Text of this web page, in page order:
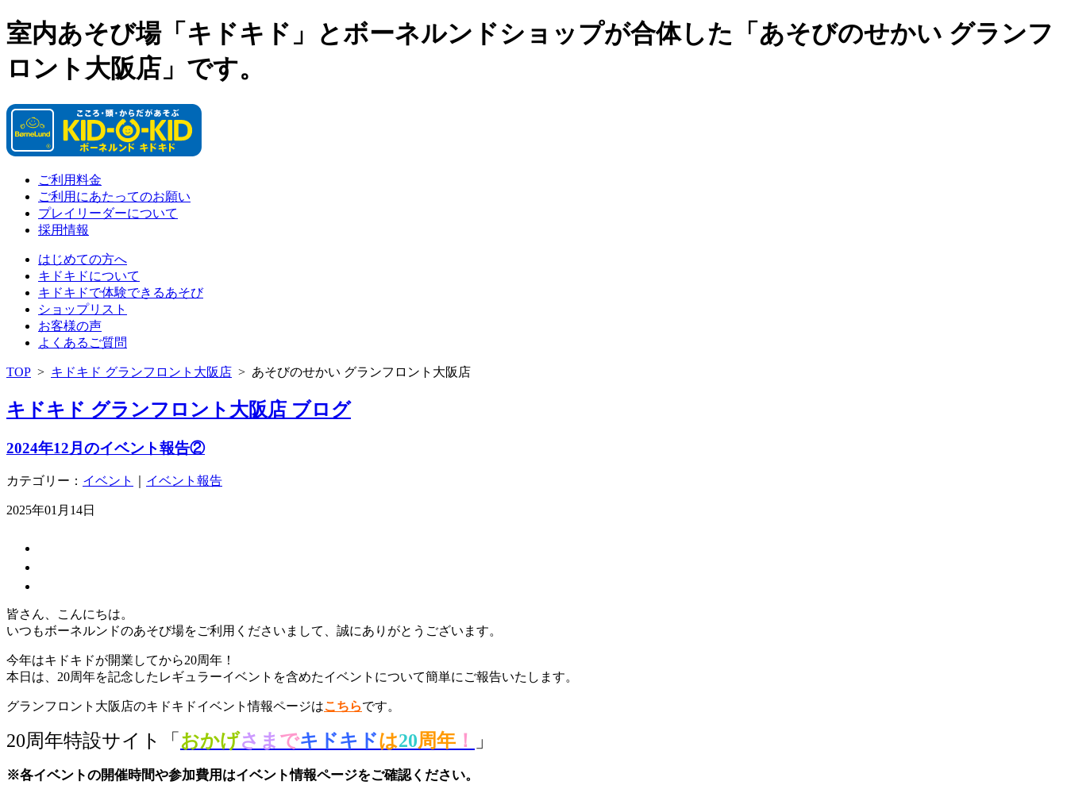
室内あそび場「キドキド」とボーネルンドショップが合体した「あそびのせかい グランフ
ロント大阪店」です。
ご利用料金
ご利用にあたってのお願い
プレイリーダーについて
採用情報
はじめての方へ
キドキドについて
キドキドで体験できるあそび
ショップリスト
お客様の声
よくあるご質問
TOP > キドキド グランフロント大阪店 > あそびのせかい グランフロント大阪店
キドキド グランフロント大阪店 ブログ
2024年12月のイベント報告②
カテゴリー： イベント イベント報告
2025年01月14日
皆さん、こんにちは。
いつもボーネルンドのあそび場をご利用くださいまして、誠にありがとうございます。
今年はキドキドが開業してから20周年！
本日は、20周年を記念したレギュラーイベントを含めたイベントについて簡単にご報告いたします。
グランフロント大阪店のキドキドイベント情報ページはこちらです。
20周年特設サイト「 おかげさま でキドキドは20周年 ！ 」
※各イベントの開催時間や参加費用はイベント情報ページをご確認ください。